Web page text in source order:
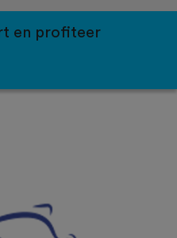
en profiteer